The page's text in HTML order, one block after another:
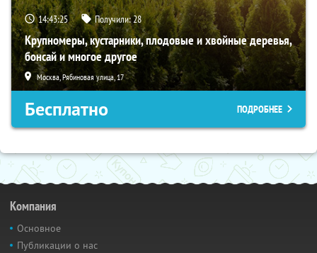
14:43:24 Получили:28
Крупномеры, кустарники, плодовые и хвойные деревья,
бонсай и многое другое
Москва, Рябиновая улица, 17
Бесплатно ПОДРОБНЕЕ
Компания
Основное
Публикации о нас